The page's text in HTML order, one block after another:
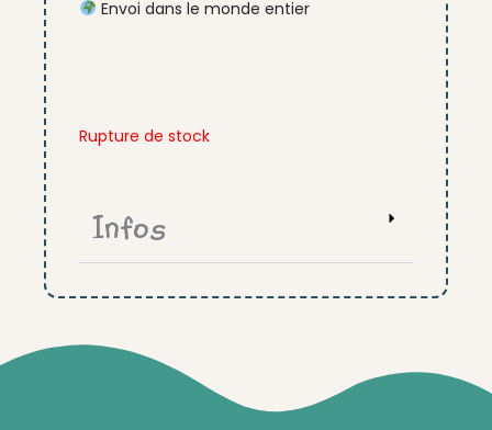
Envoi dans le monde entier
Rupture de stock
Infos